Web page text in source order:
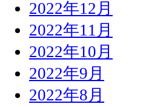
2022年12月
2022年11月
2022年10月
2022年9月
2022年8月